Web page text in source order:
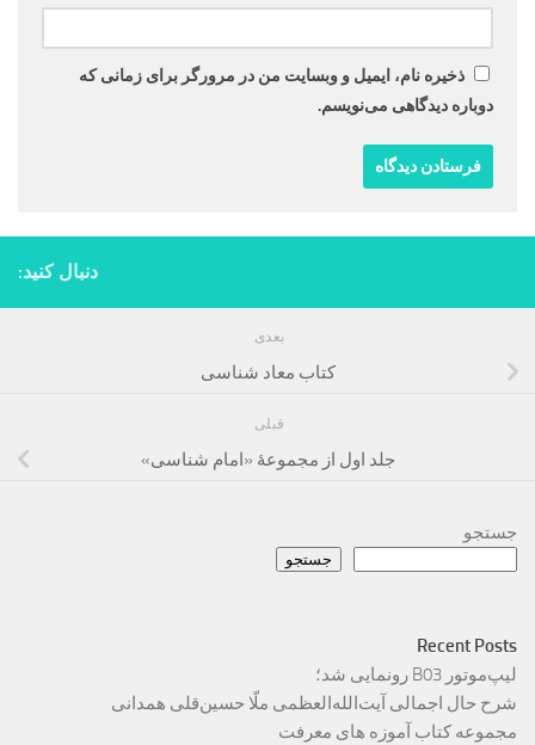
ذخیره نام، ایمیل و وبسایت من در مرورگر برای زمانی که
دوباره دیدگاهی می‌نویسم.
دنبال کنید:
بعدی
کتاب معاد شناسی
قبلی
جلد اول از مجموعۀ «امام شناسی»
جستجو
جستجو
Recent Posts
لیپ‌موتور B03 رونمایی شد؛
شرح حال اجمالی آیت‌الله‌العظمی ملّا حسین‌قلی همدانی
مجموعه کتاب آموزه های معرفت